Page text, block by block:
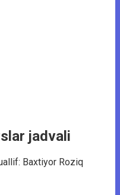
jadvali
Baxtiyor Roziq